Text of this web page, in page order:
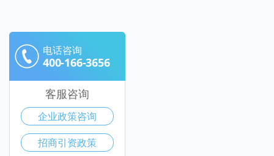
电话咨询
400-166-3656
客服咨询
企业政策咨询
招商引资政策